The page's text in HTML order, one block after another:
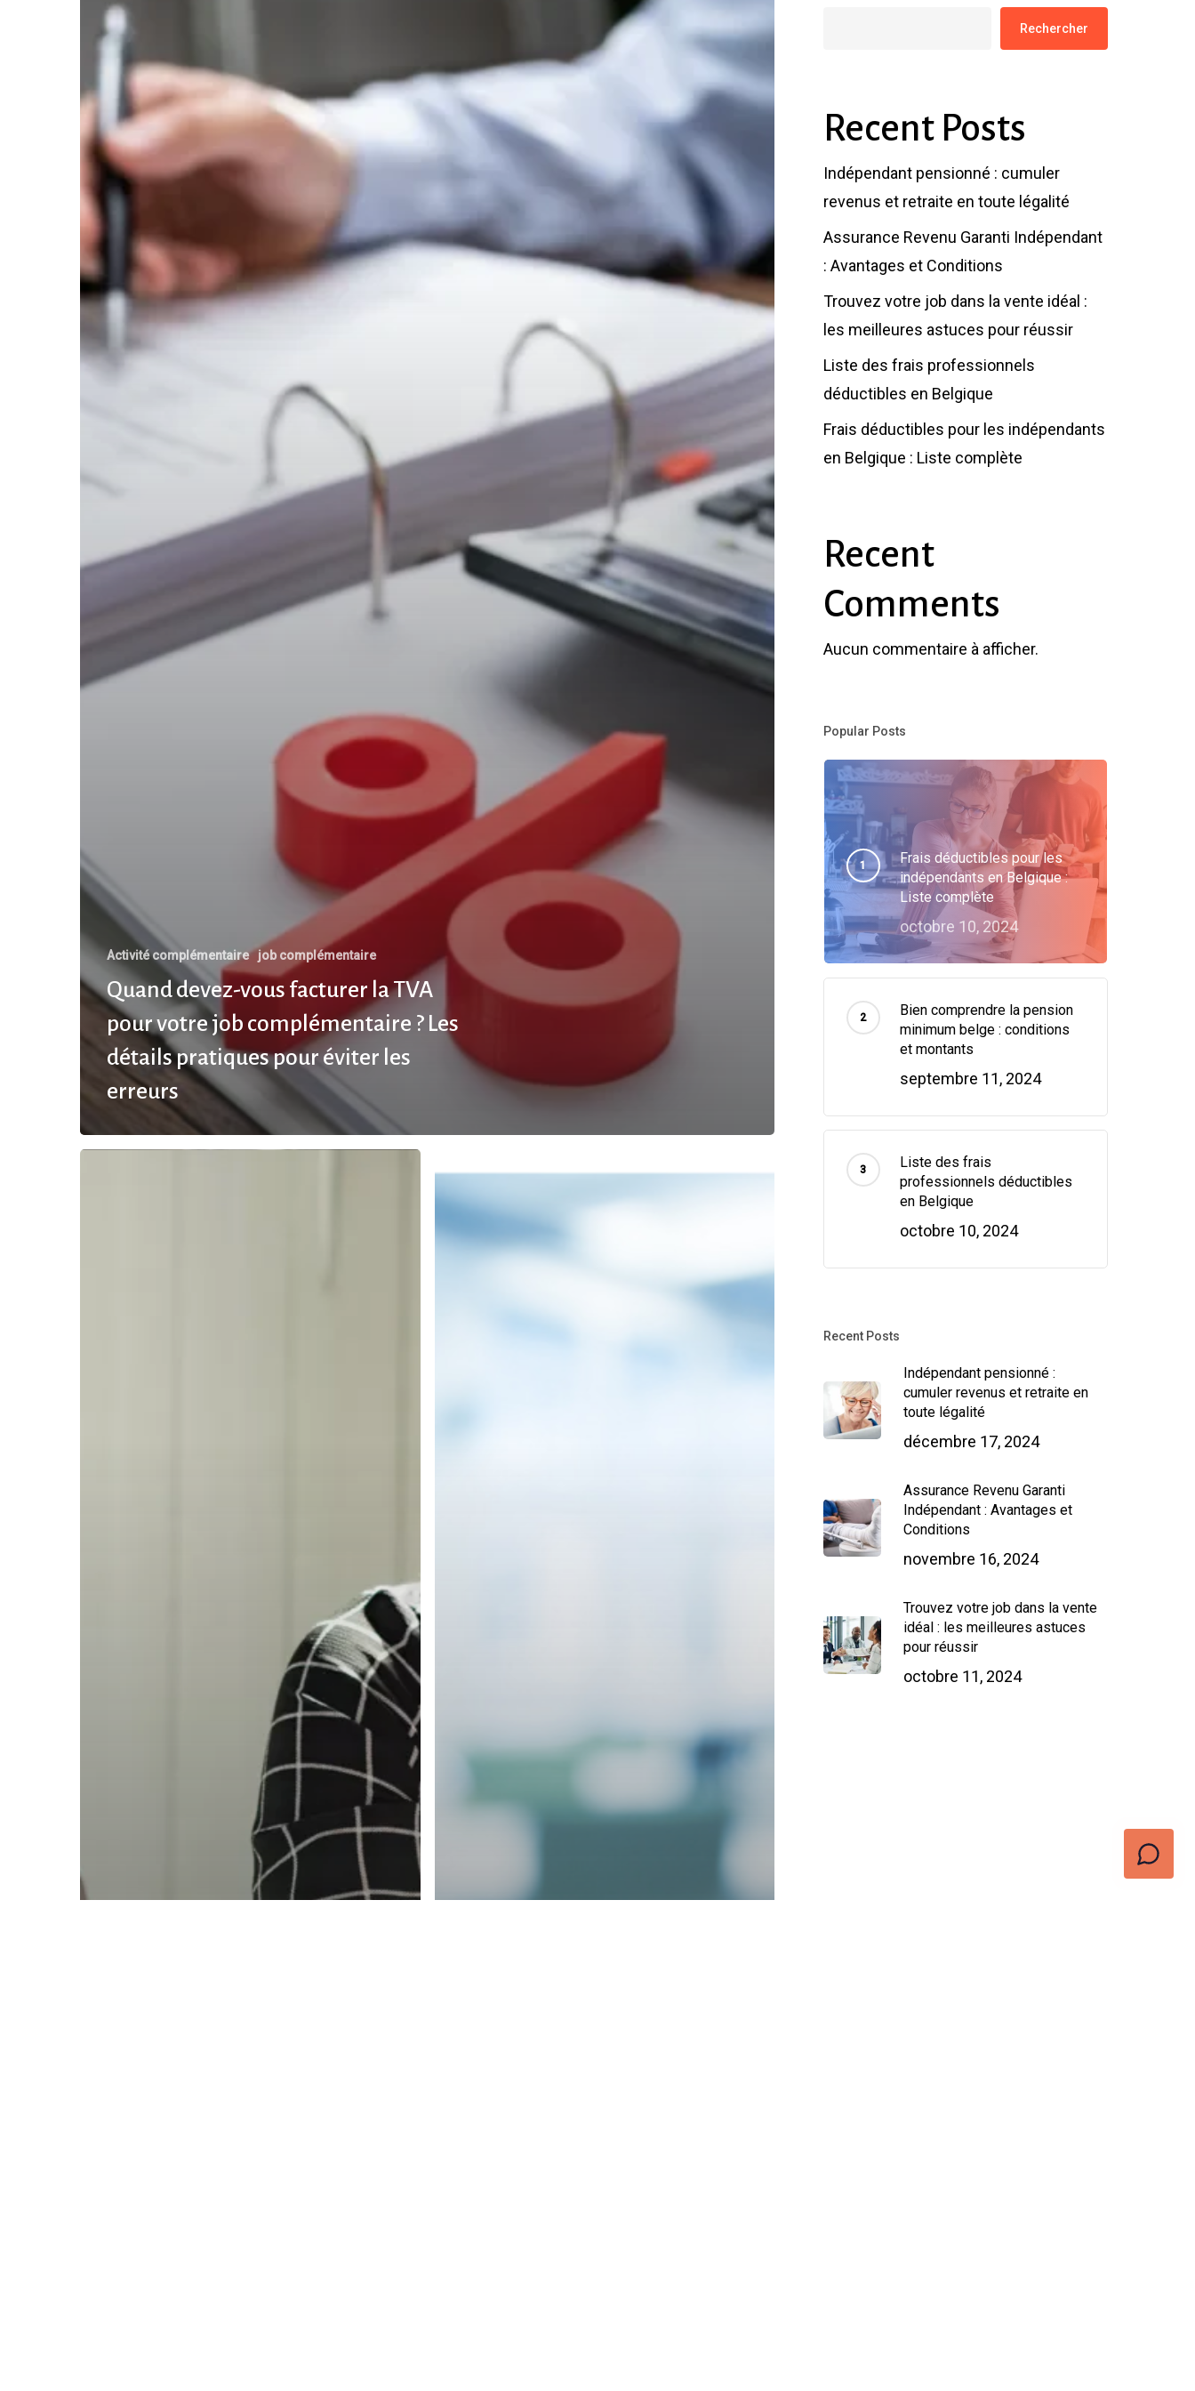
Hit enter to search or ESC to close
Activité complémentaire job complémentaire
Quand devez-vous facturer la TVA
pour votre job complémentaire ? Les
détails pratiques pour éviter les
erreurs
Rechercher
Recent Posts
Indépendant pensionné : cumuler
revenus et retraite en toute légalité
Assurance Revenu Garanti Indépendant
: Avantages et Conditions
Trouvez votre job dans la vente idéal :
les meilleures astuces pour réussir
Liste des frais professionnels
déductibles en Belgique
Frais déductibles pour les indépendants
en Belgique : Liste complète
Recent
Comments
Aucun commentaire à afficher.
Popular Posts
Frais déductibles pour les
indépendants en Belgique :
Liste complète
octobre 10, 2024
Bien comprendre la pension
minimum belge : conditions
et montants
septembre 11, 2024
Liste des frais
professionnels déductibles
en Belgique
octobre 10, 2024
Recent Posts
Indépendant pensionné :
cumuler revenus et retraite en
toute légalité
décembre 17, 2024
Assurance Revenu Garanti
Indépendant : Avantages et
Conditions
novembre 16, 2024
Trouvez votre job dans la vente
idéal : les meilleures astuces
pour réussir
octobre 11, 2024